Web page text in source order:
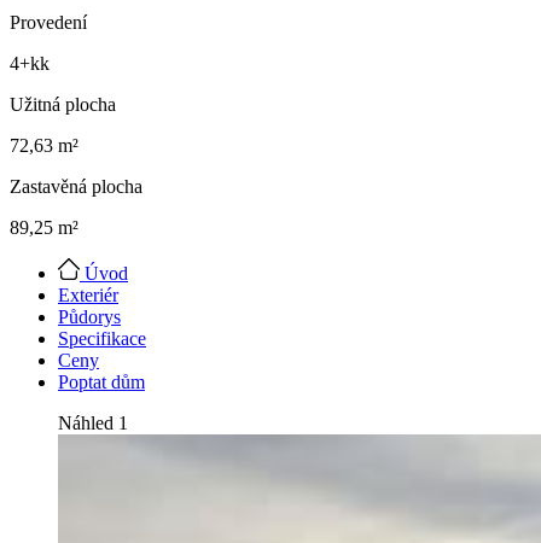
Provedení
4+kk
Užitná plocha
72,63 m²
Zastavěná plocha
89,25 m²
Úvod
Exteriér
Půdorys
Specifikace
Ceny
Poptat dům
Náhled 1